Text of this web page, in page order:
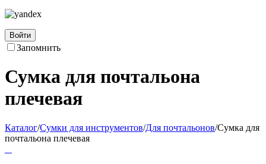
Войти
Запомнить
Сумка для почтальона
плечевая
Каталог/Сумки для инструментов/Для почтальонов/Сумка для
почтальона плечевая